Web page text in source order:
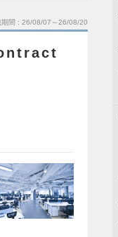
間 26/08/07～26/08/20